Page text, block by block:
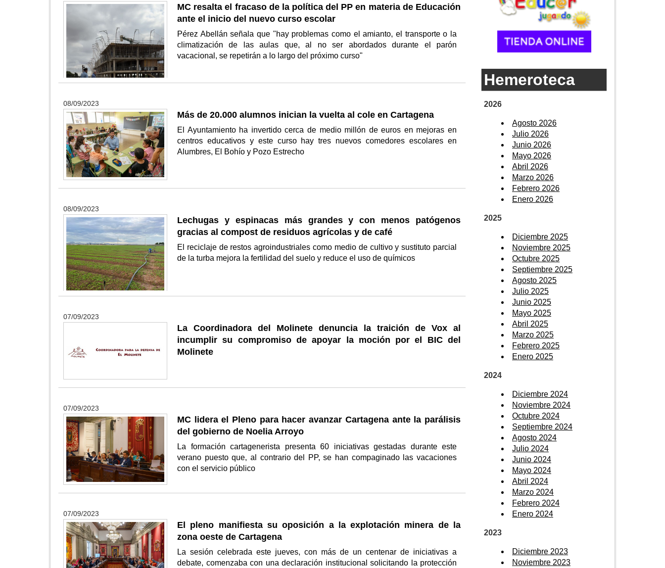
MC resalta el fracaso de la política del PP en materia de Educación
ante el inicio del nuevo curso escolar
Pérez Abellán señala que "hay problemas como el amianto, el transporte o la
climatización de las aulas que, al no ser abordados durante el parón
vacacional, se repetirán a lo largo del próximo curso"
08/09/2023
Más de 20.000 alumnos inician la vuelta al cole en Cartagena
El Ayuntamiento ha invertido cerca de medio millón de euros en mejoras en
centros educativos y este curso hay tres nuevos comedores escolares en
Alumbres, El Bohío y Pozo Estrecho
08/09/2023
Lechugas y espinacas más grandes y con menos patógenos
gracias al compost de residuos agrícolas y de café
El reciclaje de restos agroindustriales como medio de cultivo y sustituto parcial
de la turba mejora la fertilidad del suelo y reduce el uso de químicos
07/09/2023
La Coordinadora del Molinete denuncia la traición de Vox al
incumplir su compromiso de apoyar la moción por el BIC del
Molinete
07/09/2023
MC lidera el Pleno para hacer avanzar Cartagena ante la parálisis
del gobierno de Noelia Arroyo
La formación cartagenerista presenta 60 iniciativas gestadas durante este
verano puesto que, al contrario del PP, se han compaginado las vacaciones
con el servicio público
07/09/2023
El pleno manifiesta su oposición a la explotación minera de la
zona oeste de Cartagena
La sesión celebrada este jueves, con más de un centenar de iniciativas a
debate, comenzaba con una declaración institucional solicitando la protección
Hemeroteca
2026
Agosto 2026
Julio 2026
Junio 2026
Mayo 2026
Abril 2026
Marzo 2026
Febrero 2026
Enero 2026
2025
Diciembre 2025
Noviembre 2025
Octubre 2025
Septiembre 2025
Agosto 2025
Julio 2025
Junio 2025
Mayo 2025
Abril 2025
Marzo 2025
Febrero 2025
Enero 2025
2024
Diciembre 2024
Noviembre 2024
Octubre 2024
Septiembre 2024
Agosto 2024
Julio 2024
Junio 2024
Mayo 2024
Abril 2024
Marzo 2024
Febrero 2024
Enero 2024
2023
Diciembre 2023
Noviembre 2023